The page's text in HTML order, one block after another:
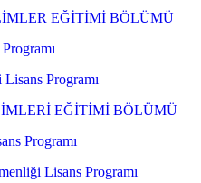
EĞİTİMİ BÖLÜMÜ
Programı
EĞİTİMİ BÖLÜMÜ
Programı
Lisans Programı